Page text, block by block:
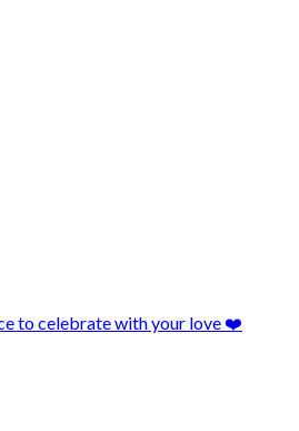
to celebrate with your love ❤️